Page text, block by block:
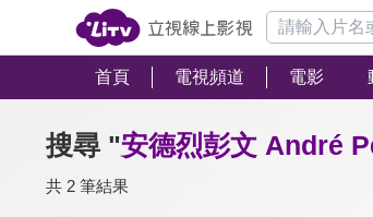
首頁 電視頻道 電影
搜尋 "安德烈彭文 André
共 2 筆結果